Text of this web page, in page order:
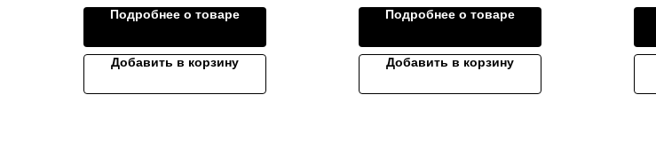
Подробнее о товаре
Добавить в корзину
Подробнее о товаре
Добавить в корзину